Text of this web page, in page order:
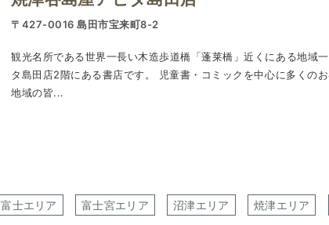
〒427-0016 島田市宝来町8-2
観光名所である世界一長い木造歩道橋「蓬莱橋」近くにある地域
タ島田店2階にある書店です。 児童書・コミックを中心に多くの
地域の皆...
富士エリア 富士宮エリア 沼津エリア 焼津エリア